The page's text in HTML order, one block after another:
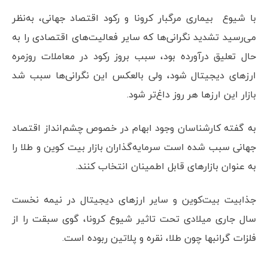
با شیوع بیماری مرگبار کرونا و رکود اقتصاد جهانی، به‌نظر
می‌رسید تشدید نگرانی‌ها که سایر فعالیت‌های اقتصادی را به
حال تعلیق درآورده بود، سبب بروز رکود در معاملات روزمره
ارزهای دیجیتال شود، ولی بالعکس این نگرانی‌ها سبب شد
بازار این ارزها هر روز داغ‌تر شود.
به گفته کارشناسان وجود ابهام در خصوص چشم‌انداز اقتصاد
جهانی سبب شده است سرمایه‌گذاران بازار بیت کوین و طلا را
به عنوان بازارهای قابل اطمینان انتخاب کنند.
جذابیت بیت‌کوین و سایر ارزهای دیجیتال در نیمه نخست
سال جاری میلادی تحت تاثیر شیوع کرونا، گوی سبقت را از
فلزات گرانبها چون طلا، نقره و پلاتین ربوده است.